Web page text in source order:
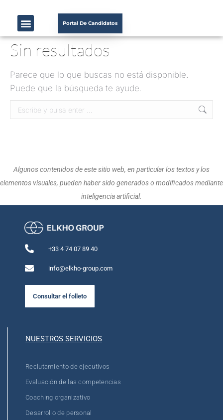
Portal De Candidatos
Sin resultados
Parece que lo que buscas no está disponible.
Puede que la búsqueda te ayude.
Algunos contenidos de este sitio web, en particular los textos y los
elementos visuales, pueden haber sido generados o modificados mediante
inteligencia artificial.
+33 4 74 07 89 40
info@elkho-group.com
Consultar el folleto
NUESTROS SERVICIOS
Reclutamiento de ejecutivos
Evaluación de las competencias
Coaching organizativo
Desarrollo de personal